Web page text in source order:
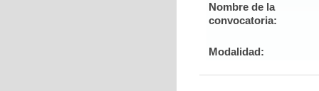
Nombre de la
convocatoria:
Modalidad: